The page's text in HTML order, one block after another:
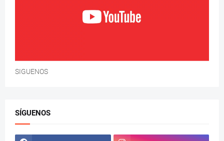
SIGUENOS
SÍGUENOS